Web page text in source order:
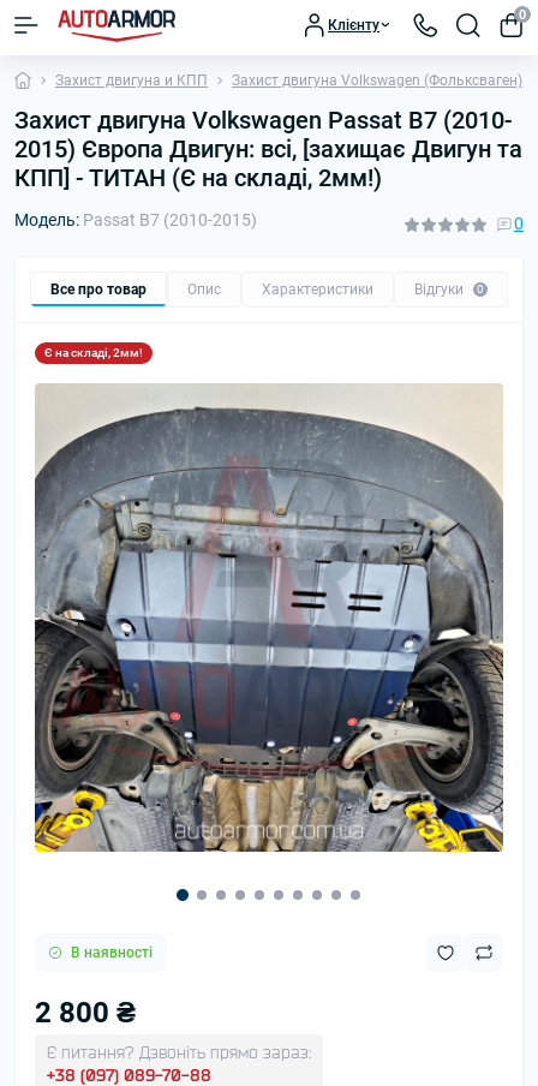
Клієнту
0
Захист двигуна и КПП Захист двигуна Volkswagen (Фольксваген)
Захист двигуна Volkswagen Passat B7 (2010-
2015) Європа Двигун: всі, [захищає Двигун та
КПП] - ТИТАН (Є на складі, 2мм!)
Модель: Passat B7 (2010-2015) 0
Все про товар Опис Характеристики Відгуки 0
Є на складі, 2мм!
В наявності
2 800 ₴
Є питання? Дзвоніть прямо зараз:
+38 (097) 089-70-88